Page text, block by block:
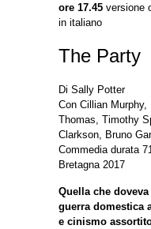
ore 17.45 versione
in italiano
The Party
Di Sally Potter
Con Cillian
Thomas, Timothy
Clarkson, Bruno
Commedia durata
Bretagna 2017
Quella che
guerra domestica
e cinismo